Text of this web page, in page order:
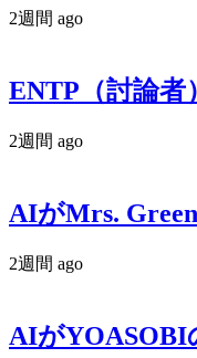
2週間 ago
ENTP（討論
2週間 ago
AIがMrs.
2週間 ago
AIがYOASOBI